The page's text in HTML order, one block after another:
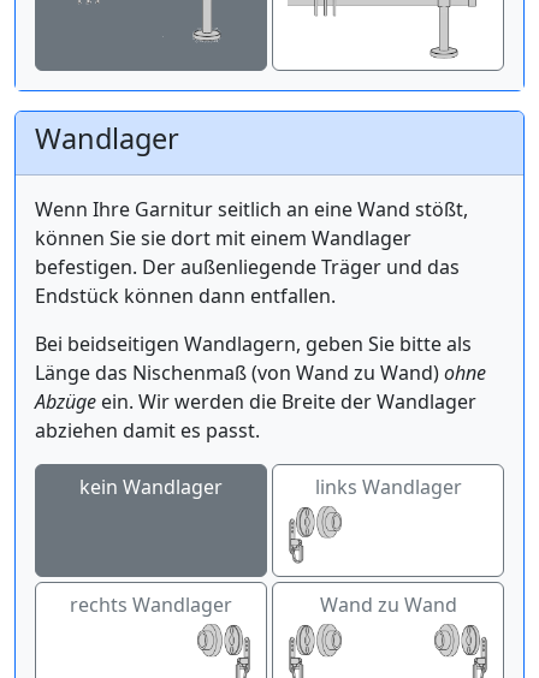
Wandlager
Wenn Ihre Garnitur seitlich an eine Wand stößt,
können Sie sie dort mit einem Wandlager
befestigen. Der außenliegende Träger und das
Endstück können dann entfallen.
Bei beidseitigen Wandlagern, geben Sie bitte als
Länge das Nischenmaß (von Wand zu Wand)ohne
Abzüge ein. Wir werden die Breite der Wandlager
abziehen damit es passt.
kein Wandlager links Wandlager
rechts Wandlager Wand zu Wand